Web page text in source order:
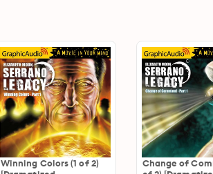
Winning Colors (1 of 2)
Change of